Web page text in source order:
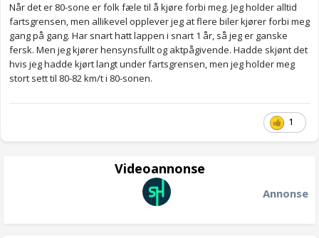
Når det er 80-sone er folk fæle til å kjøre forbi meg. Jeg holder alltid
fartsgrensen, men allikevel opplever jeg at flere biler kjører forbi meg
gang på gang. Har snart hatt lappen i snart 1 år, så jeg er ganske
fersk. Men jeg kjører hensynsfullt og aktpågivende. Hadde skjønt det
hvis jeg hadde kjørt langt under fartsgrensen, men jeg holder meg
stort sett til 80-82 km/t i 80-sonen.
1
Videoannonse
Annonse